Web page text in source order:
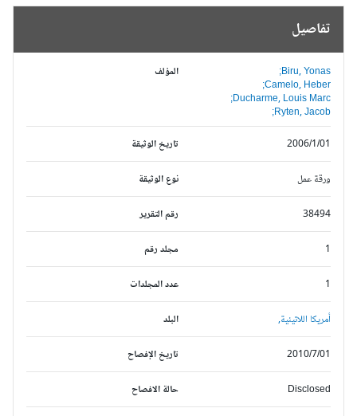
تفاصيل
المؤلف
Biru, Yonas;
Camelo, Heber;
Ducharme, Louis Marc;
Ryten, Jacob;
تاريخ الوثيقة
2006/1/01
نوع الوثيقة ورقة عمل
رقم التقرير 38494
مجلد رقم
عدد المجلدات
البلد أمريكا اللاتينية,
تاريخ الإفصاح 2010/7/01
حالة الافصاح Disclosed